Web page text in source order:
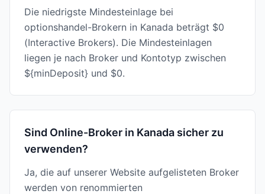
Die niedrigste Mindesteinlage bei
optionshandel-Brokern in Kanada beträgt $0
(Interactive Brokers). Die Mindesteinlagen
liegen je nach Broker und Kontotyp zwischen
${minDeposit} und $0.
Sind Online-Broker in Kanada sicher zu
verwenden?
Ja, die auf unserer Website aufgelisteten Broker
werden von renommierten